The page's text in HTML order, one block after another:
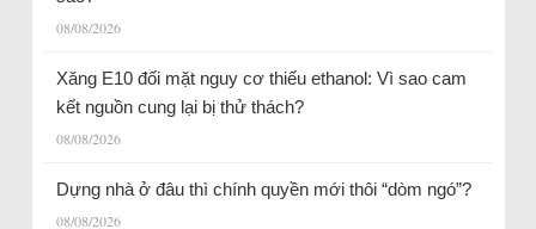
08/08/2026
Xăng E10 đối mặt nguy cơ thiếu ethanol: Vì sao cam
kết nguồn cung lại bị thử thách?
08/08/2026
Dựng nhà ở đâu thì chính quyền mới thôi “dòm ngó”?
08/08/2026